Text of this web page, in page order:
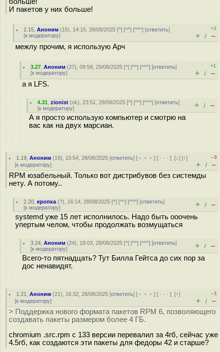
И пакетов у них больше!
2.15 ,Аноним (15), 14:15, 28/08/2025 [^] [^^] [^^^] [ответить]
[к модератору]
+2
+ / –
межлу прочим, я использую Арч
3.27 ,Аноним (27), 09:58, 29/08/2025 [^] [^^] [^^^] [ответить]
[к модератору]
+1
+ / –
а я LFS.
4.31 ,zionist (ok), 23:51, 29/08/2025 [^] [^^] [^^^] [ответить]
[к модератору] + / –
А я просто использую компьютер и смотрю на
вас как на двух марсиан.
1.19 ,Аноним (19), 15:54, 28/08/2025 [ответить] [ ﹢﹢﹢] [ · · ·][↓] [↑]
[к модератору]
–3
+ / –
RPM юзабельный. Только вот дистрибувов без системды
нету. А потому..
2.20 ,еропка (?), 16:14, 28/08/2025 [^] [^^] [^^^] [ответить]
[к модератору] + / –
systemd уже 15 лет исполнилось. Надо быть ооочень
упертым челом, чтобы продолжать возмущаться
3.24 ,Аноним (24), 18:03, 28/08/2025 [^] [^^] [^^^] [ответить]
[к модератору] + / –
Всего-то пятнадцать? Тут Билла Гейтса до сих пор за
дос ненавидят.
1.21 ,Аноним (21), 16:32, 28/08/2025 [ответить] [ ﹢﹢﹢] [ · · ·][↑]
[к модератору]
–1
+ / –
> Поддержка нового формата пакетов RPM 6, позволяющего
создавать пакеты размером более 4 ГБ.
chromium .src.rpm с 133 версии перевалил за 4гб, сейчас уже
4.5гб, как создаются эти пакеты для федоры 42 и старше?